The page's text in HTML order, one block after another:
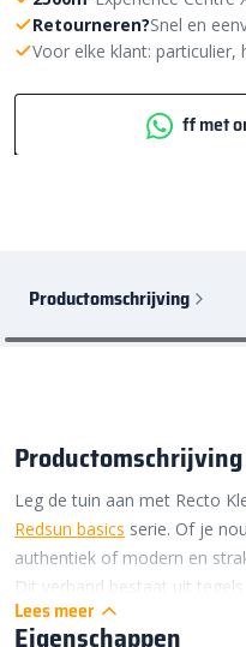
Retourneren?Snel en
Voor elke klant:
ff met
Productomschrijving
Productomschrijving
Leg de tuin aan met Recto
Redsun basics serie. Of je
authentiek of modern en
Dit verband bestaat uit
afwisselend worden gelegd.
Lees meer
Eigenschappen